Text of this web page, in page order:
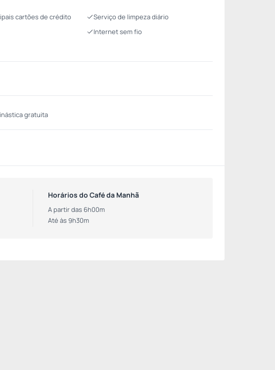
cartões de crédito
Serviço de limpeza diário
Internet sem fio
gratuita
Horários do Café da Manhã
A partir das 6h00m
Até às 9h30m